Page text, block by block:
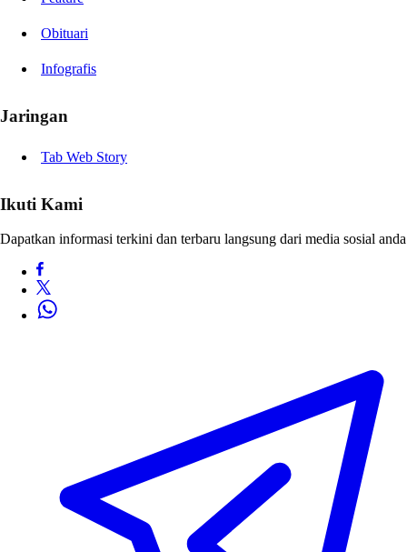
Obituari
Infografis
Jaringan
Tab Web Story
Ikuti Kami
Dapatkan informasi terkini dan terbaru langsung dari media sosial anda